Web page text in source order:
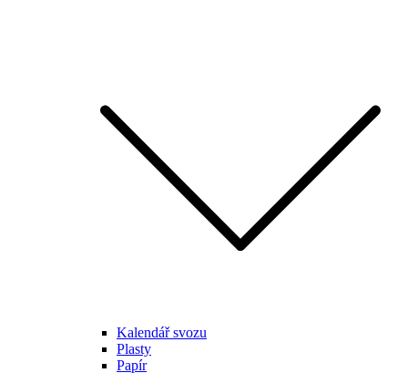
Kalendář svozu
Plasty
Papír